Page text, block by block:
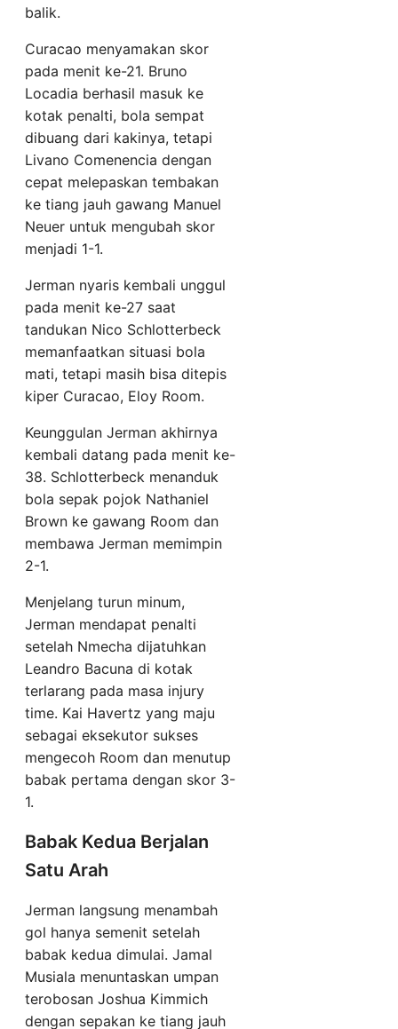
balik.
Curacao menyamakan skor
pada menit ke-21. Bruno
Locadia berhasil masuk ke
kotak penalti, bola sempat
dibuang dari kakinya, tetapi
Livano Comenencia dengan
cepat melepaskan tembakan
ke tiang jauh gawang Manuel
Neuer untuk mengubah skor
menjadi 1-1.
Jerman nyaris kembali unggul
pada menit ke-27 saat
tandukan Nico Schlotterbeck
memanfaatkan situasi bola
mati, tetapi masih bisa ditepis
kiper Curacao, Eloy Room.
Keunggulan Jerman akhirnya
kembali datang pada menit ke-
38. Schlotterbeck menanduk
bola sepak pojok Nathaniel
Brown ke gawang Room dan
membawa Jerman memimpin
2-1.
Menjelang turun minum,
Jerman mendapat penalti
setelah Nmecha dijatuhkan
Leandro Bacuna di kotak
terlarang pada masa injury
time. Kai Havertz yang maju
sebagai eksekutor sukses
mengecoh Room dan menutup
babak pertama dengan skor 3-
1.
Babak Kedua Berjalan
Satu Arah
Jerman langsung menambah
gol hanya semenit setelah
babak kedua dimulai. Jamal
Musiala menuntaskan umpan
terobosan Joshua Kimmich
dengan sepakan ke tiang jauh